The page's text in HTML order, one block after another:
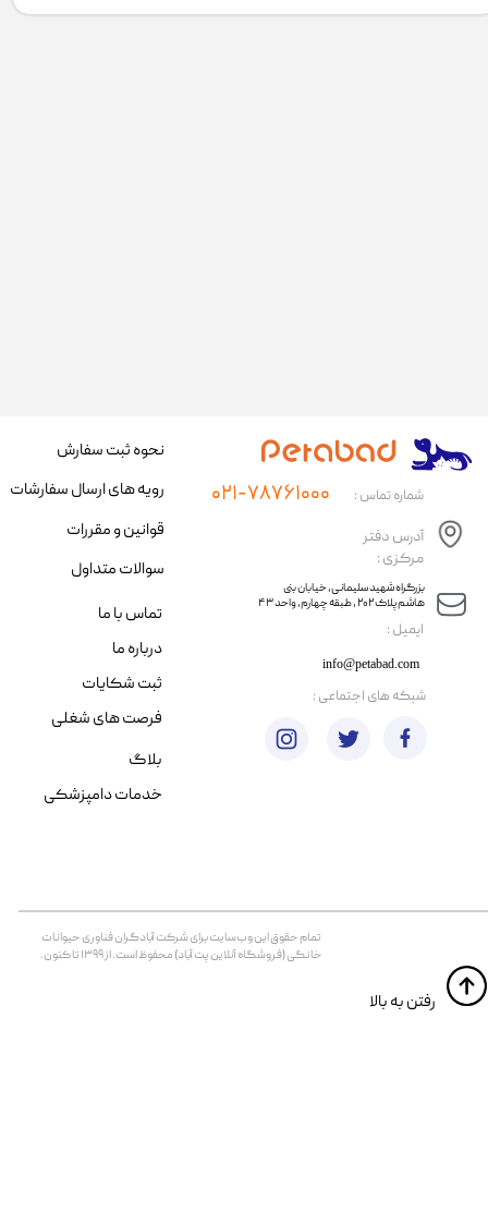
​ایمیل :
آدرس دفتر
مرکزی :
info@petabad.com
​​بزرگراه شهید سلیمانی، خیابان بنی
هاشم پلاک ۲۰۲ ، طبقه چهارم، واحد ۴۳
شماره تماس : ۰۲۱-۷۸۷۶۱۰۰۰
تمام حقوق اين وب‌سايت برای شرکت آبادگران فناوری حیوانات
خانگی (فروشگاه آنلاین پت آباد) محفوظ است. از ۱۳۹۹ تا کنون.
​​رفتن به بالا
نحوه ثبت سفارش
رویه های ارسال سفارشات
قوانین و مقررات
سوالات متداول
تماس با ما
درباره ما
ثبت شکایات
فرصت های شغلی
​شبکه های اجتماعی :
بلاگ
خدمات دامپزشکی